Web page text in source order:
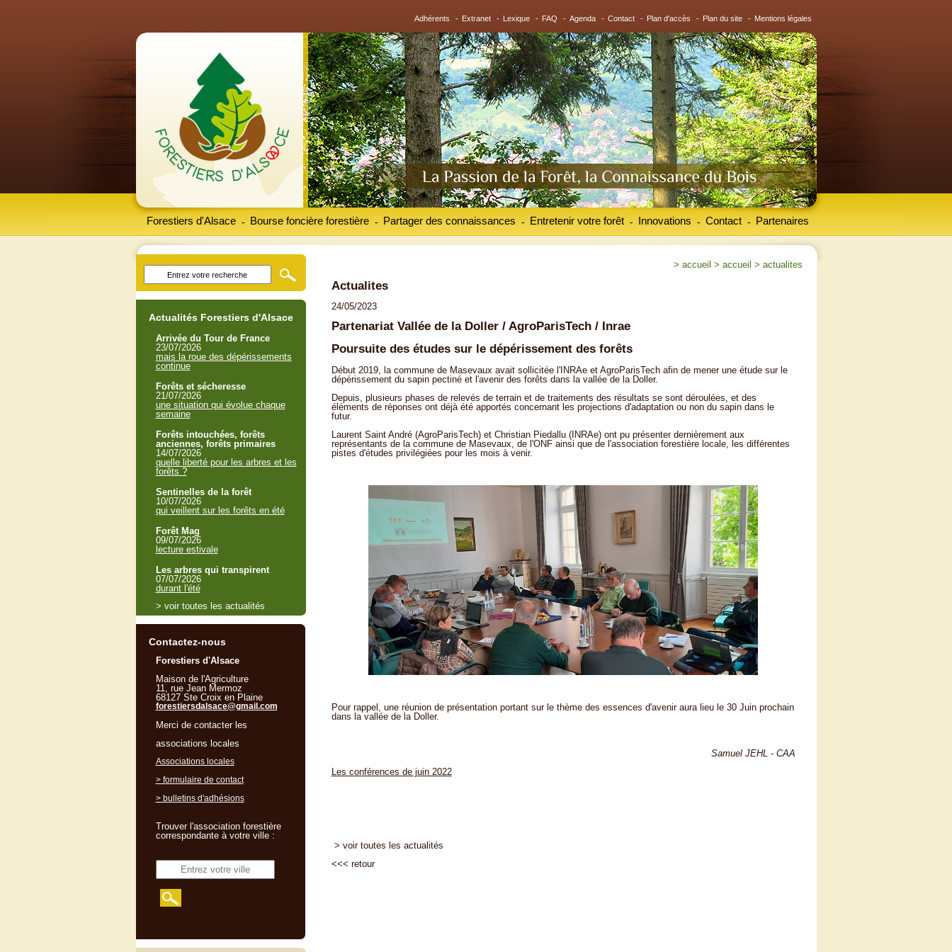
Adhérents - Extranet - Lexique - FAQ - Agenda - Contact - Plan d'accès - Plan du site - Mentions légales
Forestiers d'Alsace Bourse foncière forestière
- Partager des connaissances
- Entretenir votre forêt
- Innovations
- Contact
- Partenaires
-
> accueil > accueil > actualites
Actualites
24/05/2023
Partenariat Vallée de la Doller / AgroParisTech / Inrae
Poursuite des études sur le dépérissement des forêts
Début 2019, la commune de Masevaux avait sollicitée l'INRAe et AgroParisTech afin de mener une étude sur le
dépérissement du sapin pectiné et l'avenir des forêts dans la vallée de la Doller.
Depuis, plusieurs phases de relevés de terrain et de traitements des résultats se sont déroulées, et des
éléments de réponses ont déjà été apportés concernant les projections d'adaptation ou non du sapin dans le
futur.
Laurent Saint André (AgroParisTech) et Christian Piedallu (INRAe) ont pu présenter dernièrement aux
représentants de la commune de Masevaux, de l'ONF ainsi que de l'association forestière locale, les différentes
pistes d'études privilégiées pour les mois à venir.
Pour rappel, une réunion de présentation portant sur le thème des essences d'avenir aura lieu le 30 Juin prochain
dans la vallée de la Doller.
Samuel JEHL - CAA
Les conférences de juin 2022
> voir toutes les actualités
<<< retour
Actualités Forestiers d'Alsace
Arrivée du Tour de France
23/07/2026
mais la roue des dépérissements
continue
Forêts et sécheresse
21/07/2026
une situation qui évolue chaque
semaine
Forêts intouchées, forêts
anciennes, forêts primaires
14/07/2026
quelle liberté pour les arbres et les
forêts ?
Sentinelles de la forêt
10/07/2026
qui veillent sur les forêts en été
Forêt Mag
09/07/2026
lecture estivale
Les arbres qui transpirent
07/07/2026
durant l'été
> voir toutes les actualités
Contactez-nous
Forestiers d'Alsace
Maison de l'Agriculture
11, rue Jean Mermoz
68127 Ste Croix en Plaine
forestiersdalsace@gmail.com
Merci de contacter les
associations locales
Associations locales
> formulaire de contact
> bulletins d'adhésions
Trouver l'association forestière
correspondante à votre ville :